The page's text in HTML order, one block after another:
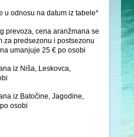
u odnosu na datum iz tabele*
prevoza, cena aranžmana se
za predsezonu i postsezonu
umanjuje 25 € po osobi
iz Niša, Leskovca,
iz Batočine, Jagodine,
osobi